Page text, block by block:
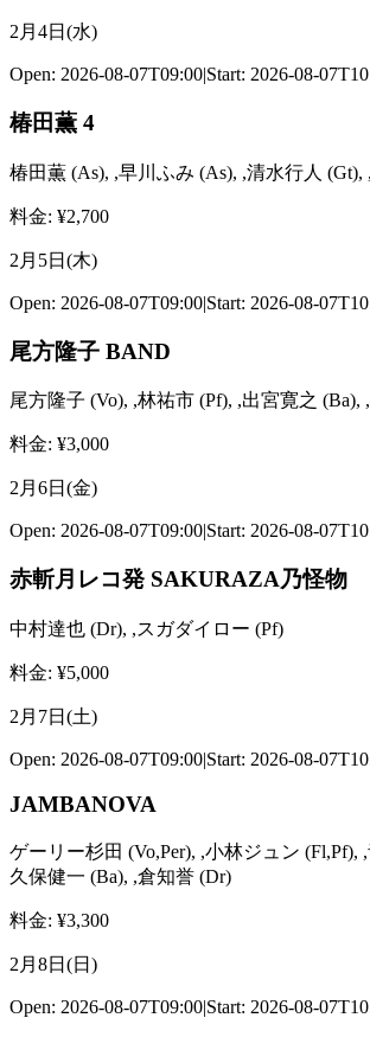
2月4日(水)
Open: 2026-08-07T09:00|Start: 2026-08-
椿田薫 4
椿田薫 (As), ,早川ふみ (As), ,清水行人 (Gt),
料金: ¥2,700
2月5日(木)
Open: 2026-08-07T09:00|Start: 2026-08-
尾方隆子 BAND
尾方隆子 (Vo), ,林祐市 (Pf), ,出宮寛之 (Ba),
料金: ¥3,000
2月6日(金)
Open: 2026-08-07T09:00|Start: 2026-08-
赤斬月レコ発 SAKURAZA乃怪物
中村達也 (Dr), ,スガダイロー (Pf)
料金: ¥5,000
2月7日(土)
Open: 2026-08-07T09:00|Start: 2026-08-
JAMBANOVA
ゲーリー杉田 (Vo,Per), ,小林ジュン (Fl,Pf),
久保健一 (Ba), ,倉知誉 (Dr)
料金: ¥3,300
2月8日(日)
Open: 2026-08-07T09:00|Start: 2026-08-